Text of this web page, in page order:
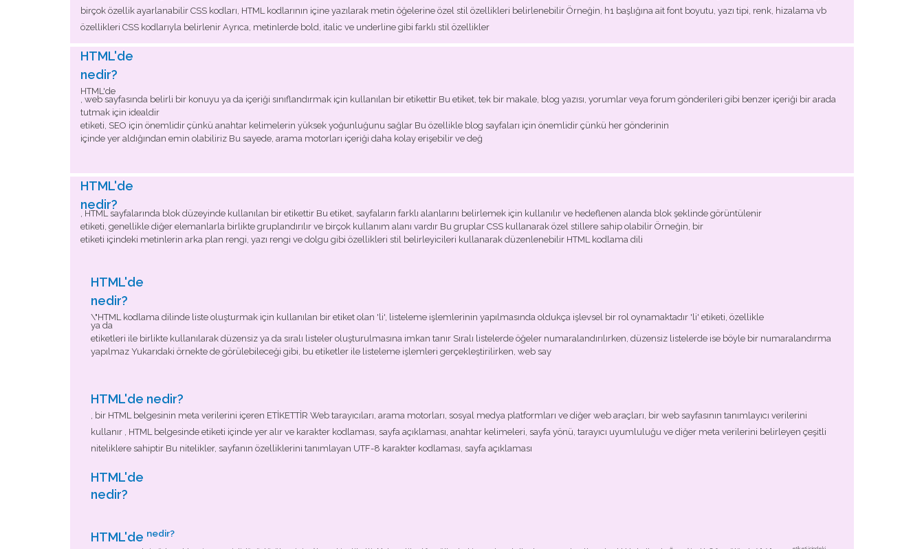
birçok özellik ayarlanabilir CSS kodları, HTML kodlarının içine yazılarak metin öğelerine özel stil özellikleri belirlenebilir Örneğin, h1 başlığına ait font boyutu, yazı tipi, renk, hizalama vb
özellikleri CSS kodlarıyla belirlenir Ayrıca, metinlerde bold, italic ve underline gibi farklı stil özellikler
HTML'de
nedir?
HTML'de
, web sayfasında belirli bir konuyu ya da içeriği sınıflandırmak için kullanılan bir etikettir Bu etiket, tek bir makale, blog yazısı, yorumlar veya forum gönderileri gibi benzer içeriği bir arada
tutmak için idealdir
etiketi, SEO için önemlidir çünkü anahtar kelimelerin yüksek yoğunluğunu sağlar Bu özellikle blog sayfaları için önemlidir çünkü her gönderinin
içinde yer aldığından emin olabiliriz Bu sayede, arama motorları içeriği daha kolay erişebilir ve değ
HTML'de
nedir?
, HTML sayfalarında blok düzeyinde kullanılan bir etikettir Bu etiket, sayfaların farklı alanlarını belirlemek için kullanılır ve hedeflenen alanda blok şeklinde görüntülenir
etiketi, genellikle diğer elemanlarla birlikte gruplandırılır ve birçok kullanım alanı vardır Bu gruplar CSS kullanarak özel stillere sahip olabilir Örneğin, bir
etiketi içindeki metinlerin arka plan rengi, yazı rengi ve dolgu gibi özellikleri stil belirleyicileri kullanarak düzenlenebilir HTML kodlama dili
HTML'de
nedir?
\"HTML kodlama dilinde liste oluşturmak için kullanılan bir etiket olan 'li', listeleme işlemlerinin yapılmasında oldukça işlevsel bir rol oynamaktadır 'li' etiketi, özellikle
ya da
etiketleri ile birlikte kullanılarak düzensiz ya da sıralı listeler oluşturulmasına imkan tanır Sıralı listelerde öğeler numaralandırılırken, düzensiz listelerde ise böyle bir numaralandırma
yapılmaz Yukarıdaki örnekte de görülebileceği gibi, bu etiketler ile listeleme işlemleri gerçekleştirilirken, web say
HTML'de nedir?
, bir HTML belgesinin meta verilerini içeren ETİKETTİR Web tarayıcıları, arama motorları, sosyal medya platformları ve diğer web araçları, bir web sayfasının tanımlayıcı verilerini
kullanır , HTML belgesinde etiketi içinde yer alır ve karakter kodlaması, sayfa açıklaması, anahtar kelimeleri, sayfa yönü, tarayıcı uyumluluğu ve diğer meta verilerini belirleyen çeşitli
niteliklere sahiptir Bu nitelikler, sayfanın özelliklerini tanımlayan UTF-8 karakter kodlaması, sayfa açıklaması
HTML'de
nedir?
HTML'de nedir?